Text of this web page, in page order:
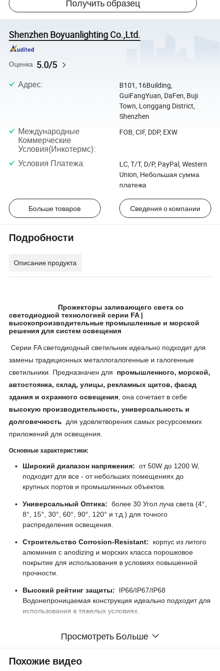
Получить образец
Shenzhen Boyuanlighting Co.,Ltd.
Оценка 5.0/5
Адрес:
B101, 16Building,
GuiFangYuan, DaFen, Buji
Town, Longgang District,
Shenzhen
Международные
Коммерческие
Условия(Инкотермс):
FOB, CIF, DDP, EXW
Условия Платежа:
LC, T/T, D/P, PayPal, Western
Union, Небольшая сумма
платежа
Больше товаров Сведения о компании
Подробности
Описание продукта
Прожекторы заливающего света со
светодиодной технологией серии FA |
высокопроизводительные промышленные и морской
решения для систем освещения
Серии FA светодиодный светильник идеально подходит для
замены традиционных металлогалогенные и галогенные
светильники. Предназначен для
промышленного, морской,
автостоянка, склад, улицы, рекламных щитов, фасад
здания и охранного освещения, она сочетает в себе
высокую производительность, универсальность и
долговечность для удовлетворения самых ресурсоемких
приложений для освещения.
Основные характеристики:
Широкий диапазон напряжения: от 50W до 1200 W,
подходит для все - от небольших помещениях до
крупных портов и промышленных объектов.
Универсальный Оптика: более 30 Угол луча света (4°,
8°, 15°, 30°, 60°, 90°, 120° и т.д.) для точного
распределения освещения.
Строительство Corrosion-Resistant:
корпус из литого
алюминия с anodizing и морских класса порошковое
покрытие для использования в условиях повышенной
прочности.
Высокий рейтинг защиты:
IP66/IP67/IP68
Водонепроницаемая конструкция идеально подходит для
использования в тяжелых условиях.
0-10 В, PLC, Дали и Triac системы затемнения.
или 18v/20V/24V/32В постоянного тока для ввода
Просмотреть Больше
Похожие видео